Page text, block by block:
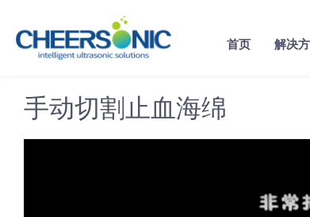
content
首页 解决
手动切割止血海绵